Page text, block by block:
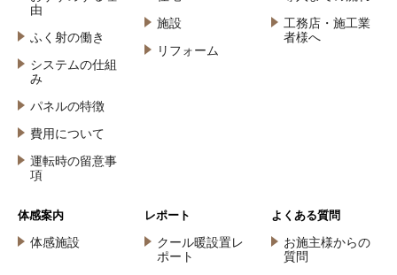
由
ふく射の働き
システムの仕組
み
パネルの特徴
費用について
運転時の留意事
項
施設
リフォーム
工務店・施工業
者様へ
体感案内
体感施設
レポート
クール暖設置レ
ポート
よくある質問
お施主様からの
質問